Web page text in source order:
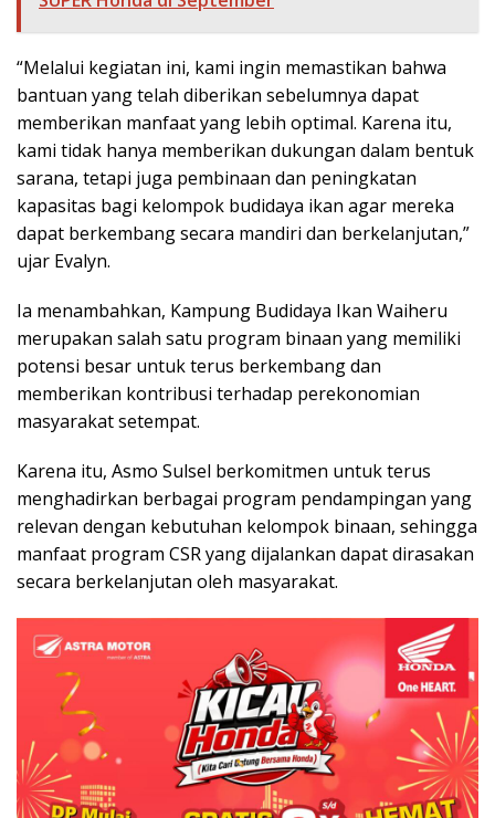
“Melalui kegiatan ini, kami ingin memastikan bahwa
bantuan yang telah diberikan sebelumnya dapat
memberikan manfaat yang lebih optimal. Karena itu,
kami tidak hanya memberikan dukungan dalam bentuk
sarana, tetapi juga pembinaan dan peningkatan
kapasitas bagi kelompok budidaya ikan agar mereka
dapat berkembang secara mandiri dan berkelanjutan,”
ujar Evalyn.
Ia menambahkan, Kampung Budidaya Ikan Waiheru
merupakan salah satu program binaan yang memiliki
potensi besar untuk terus berkembang dan
memberikan kontribusi terhadap perekonomian
masyarakat setempat.
Karena itu, Asmo Sulsel berkomitmen untuk terus
menghadirkan berbagai program pendampingan yang
relevan dengan kebutuhan kelompok binaan, sehingga
manfaat program CSR yang dijalankan dapat dirasakan
secara berkelanjutan oleh masyarakat.